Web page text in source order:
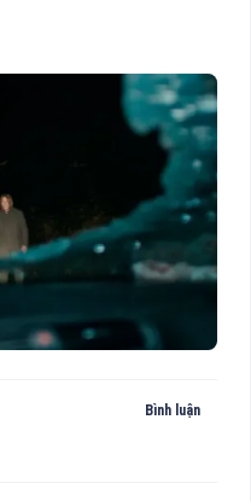
Bình luận